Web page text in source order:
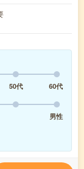
50代
60代
男性